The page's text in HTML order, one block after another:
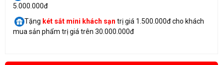
5.000.000đ
Tặng két sắt mini khách sạn trị giá 1.500.000đ cho khách
mua sản phẩm trị giá trên 30.000.000đ